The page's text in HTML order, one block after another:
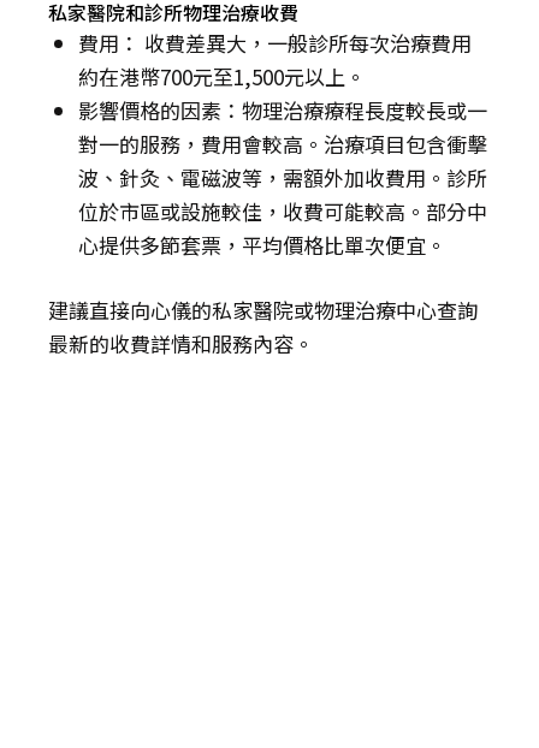
私家醫院和診所物理治療收費
費用： 收費差異大，一般診所每次治療費用
約在港幣700元至1,500元以上。
影響價格的因素：物理治療療程長度較長或一
對一的服務，費用會較高。治療項目包含衝擊
波、針灸、電磁波等，需額外加收費用。診所
位於市區或設施較佳，收費可能較高。部分中
心提供多節套票，平均價格比單次便宜。
建議直接向心儀的私家醫院或物理治療中心查詢
最新的收費詳情和服務內容。